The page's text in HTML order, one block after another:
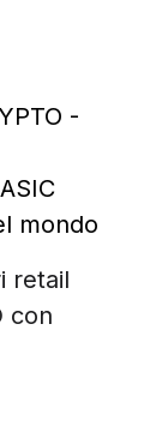
-
mondo
retail
con